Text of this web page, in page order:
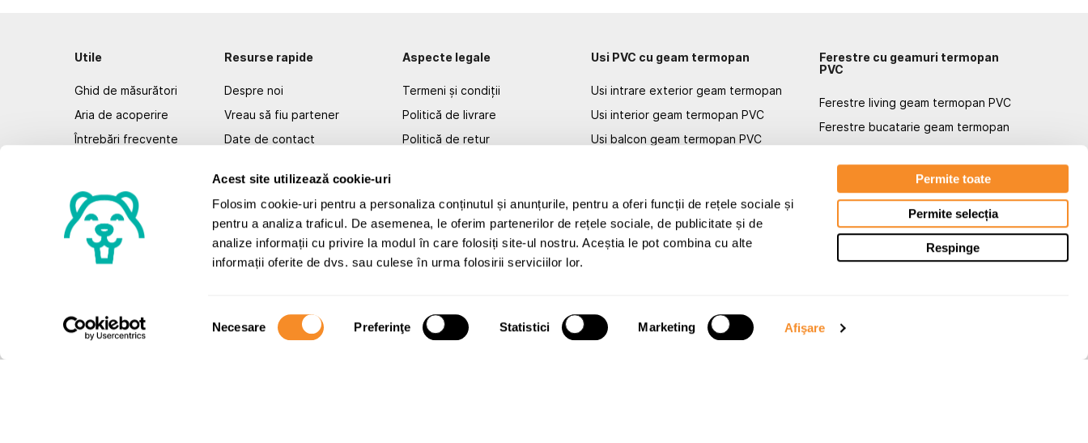
Acest site utilizează cookie-uri
Folosim cookie-uri pentru a personaliza conținutul și anunțurile, pentru a oferi funcții de rețele sociale și
pentru a analiza traficul. De asemenea, le oferim partenerilor de rețele sociale, de publicitate și de
analize informații cu privire la modul în care folosiți site-ul nostru. Aceștia le pot combina cu alte
informații oferite de dvs. sau culese în urma folosirii serviciilor lor.
consimțământului
Necesare Preferinţe Statistici Marketing Afişare
Permite toate
Permite selecția
Respinge
Utile
Ghid de măsurători
Aria de acoperire
Întrebări frecvente
Regulament Concurs
Resurse rapide
Despre noi
Vreau să fiu partener
Date de contact
Beneficiile Hauzen
Aspecte legale
Termeni și condiții
Politică de livrare
Politică de retur
Politica de utilizare cookies
Usi PVC cu geam termopan
Usi intrare exterior geam termopan
Usi interior geam termopan PVC
Usi balcon geam termopan PVC
Intrare balcon geam termopan PVC
Inchidere balcon geam termopan
Ferestre cu geamuri termopan
PVC
Ferestre living geam termopan PVC
Ferestre bucatarie geam termopan
Ferestre baie PVC geam termopan
Ferestre termopan camere tehnice
Împreună conectați și pe :